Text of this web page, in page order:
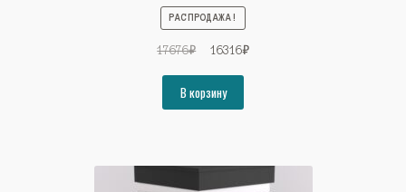
РАСПРОДАЖА!
17676₽
Первоначальная
составляла
17676₽.
16316₽Текущая
В корзину